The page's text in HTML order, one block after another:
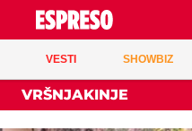
VESTI SHOWBIZ
VRŠNJAKINJE